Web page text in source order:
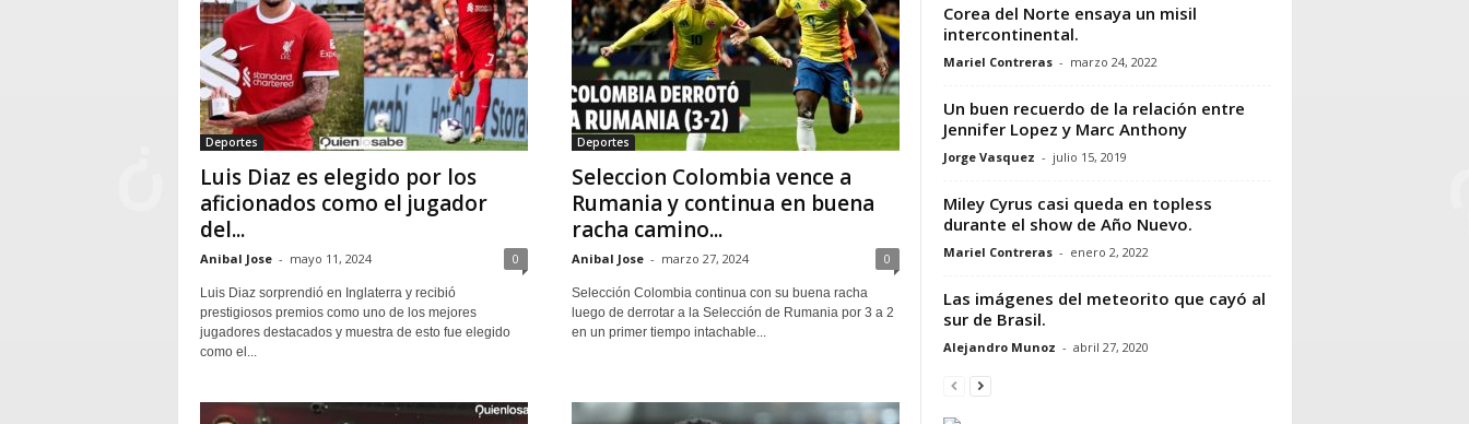
Deportes
Luis Diaz es elegido por los
aficionados como el jugador
del...
Anibal Jose - mayo 11, 2024 0
Luis Diaz sorprendió en Inglaterra y recibió
prestigiosos premios como uno de los mejores
jugadores destacados y muestra de esto fue elegido
como el...
Deportes
Seleccion Colombia vence a
Rumania y continua en buena
racha camino...
Anibal Jose - marzo 27, 2024 0
Selección Colombia continua con su buena racha
luego de derrotar a la Selección de Rumania por 3 a 2
en un primer tiempo intachable...
Corea del Norte ensaya un misil
intercontinental.
Mariel Contreras - marzo 24, 2022
Un buen recuerdo de la relación entre
Jennifer Lopez y Marc Anthony
Jorge Vasquez - julio 15, 2019
Miley Cyrus casi queda en topless
durante el show de Año Nuevo.
Mariel Contreras - enero 2, 2022
Las imágenes del meteorito que cayó al
sur de Brasil.
Alejandro Munoz - abril 27, 2020